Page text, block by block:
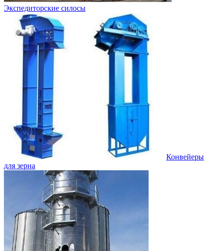
Экспедиторские силосы
Конвейеры
для зерна